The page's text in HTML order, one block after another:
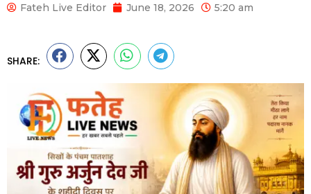
Fateh Live Editor June 18, 2026 5:20 am
SHARE: